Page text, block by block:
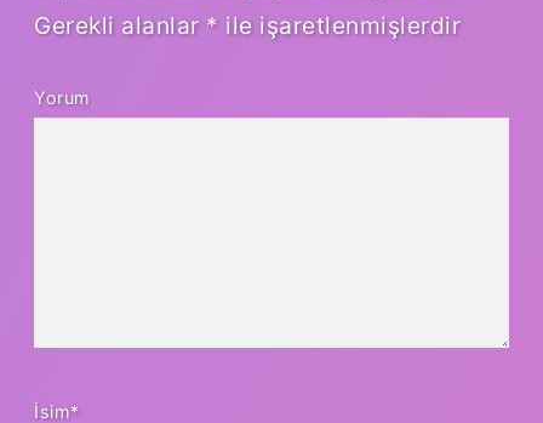
Gerekli alanlar * ile işaretlenmişlerdir
Yorum
İsim*